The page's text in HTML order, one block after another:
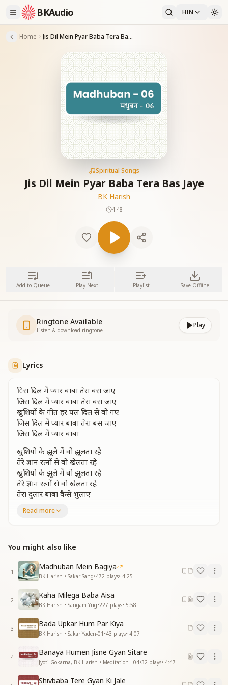
BKAudio HIN
Home Jis Dil Mein Pyar Baba Tera Bas Jaye
Spiritual Songs
Jis Dil Mein Pyar Baba Tera Bas Jaye
BK Harish
4:48
Add to Queue Play Next Playlist Save Offline
Ringtone Available
Listen & download ringtone
Play
Lyrics
िस दिल में प्यार बाबा तेरा बस जाए
जिस दिल में प्यार बाबा तेरा बस जाए
खुशियों के गीत हर पल दिल से वो गए
जिस दिल में प्यार बाबा तेरा बस जाए
जिस दिल में प्यार बाबा
खुशियो के झूले में वो झूलता रहै
तेरे ज्ञान रत्नों से वो खेलता रहे
खुशियो के झूले में वो झूलता रहै
तेरे ज्ञान रत्नों से वो खेलता रहे
तेरा दुलार बाबा कैसे भुलाए
खुशियों के गीत हर पल दिल से वो गाए
जिस दिल में प्यार बाबा
नैनो से देखे हर पल सूरत तेरी
मन में बसाकर रखते मूरत तेरी
नैनो से देखे हर पल सूरत तेरी
मन में बसाकर रखते मूरत तेरी
तेरा दीदार बाबा दिल से न जाए
तेरा दीदार बाबा दिल से न जाए
खुशियों के गीत हर पल दिल से वो गाए
जिस दिल में प्यार बाबा तेरा बस जाए
जिस दिल में प्यार बाबा
अपना बनाया तूमने आकर मुझे
लाखो शुक्रिया अब दिल करता तुम्हे
अपना बनाया तूमने आकर मुझे
Read more
You might also like
1
Madhuban Mein Bagiya
BK Harish • Sakar Sang•472 plays• 4:25
2
Kaha Milega Baba Aisa
BK Harish • Sangam Yug•227 plays• 5:58
3
Bada Upkar Hum Par Kiya
BK Harish • Sakar Yaden-01 •43 plays• 4:07
4
Banaya Humen Jisne Gyan Sitare
Jyoti Gokarna, BK Harish • Meditation - 04•32 plays• 4:47
Shivbaba Tere Gyan Ki Jale